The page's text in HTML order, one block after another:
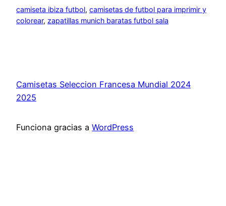
camiseta ibiza futbol, camisetas de futbol para imprimir y
colorear, zapatillas munich baratas futbol sala
Camisetas Seleccion Francesa Mundial 2024
2025
Funciona gracias a WordPress